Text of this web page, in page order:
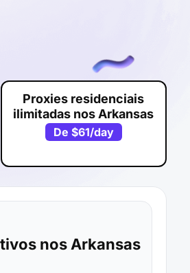
Proxies residenciais
ilimitadas nos Arkansas
De $61/day
nos Arkansas